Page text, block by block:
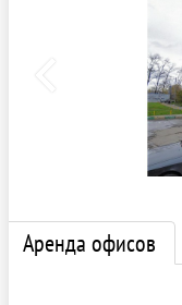
Аренда офисов